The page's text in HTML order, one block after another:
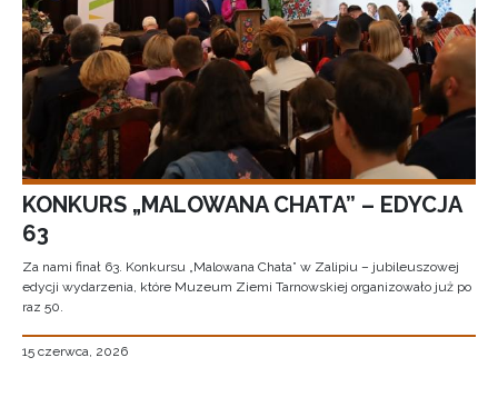
KONKURS „MALOWANA CHATA” – EDYCJA
63
Za nami finał 63. Konkursu „Malowana Chata” w Zalipiu – jubileuszowej
edycji wydarzenia, które Muzeum Ziemi Tarnowskiej organizowało już po
raz 50.
15 czerwca, 2026